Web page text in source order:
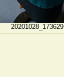
20201028_173629